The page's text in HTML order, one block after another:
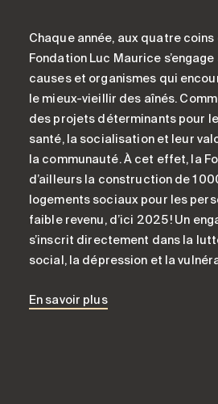
Chaque année, aux quatre coins
Fondation Luc Maurice
causes et organismes qui
le mieux-vieillir des aînés.
des projets déterminants pour
santé, la socialisation et leur
la communauté.À cet effet, l a
d’ailleurs la construction de 1
logements sociaux pour les
faible revenu,d’ici 2025 ! Un
s’inscrit directement dans la
social, la dépression et la
En savoir plus